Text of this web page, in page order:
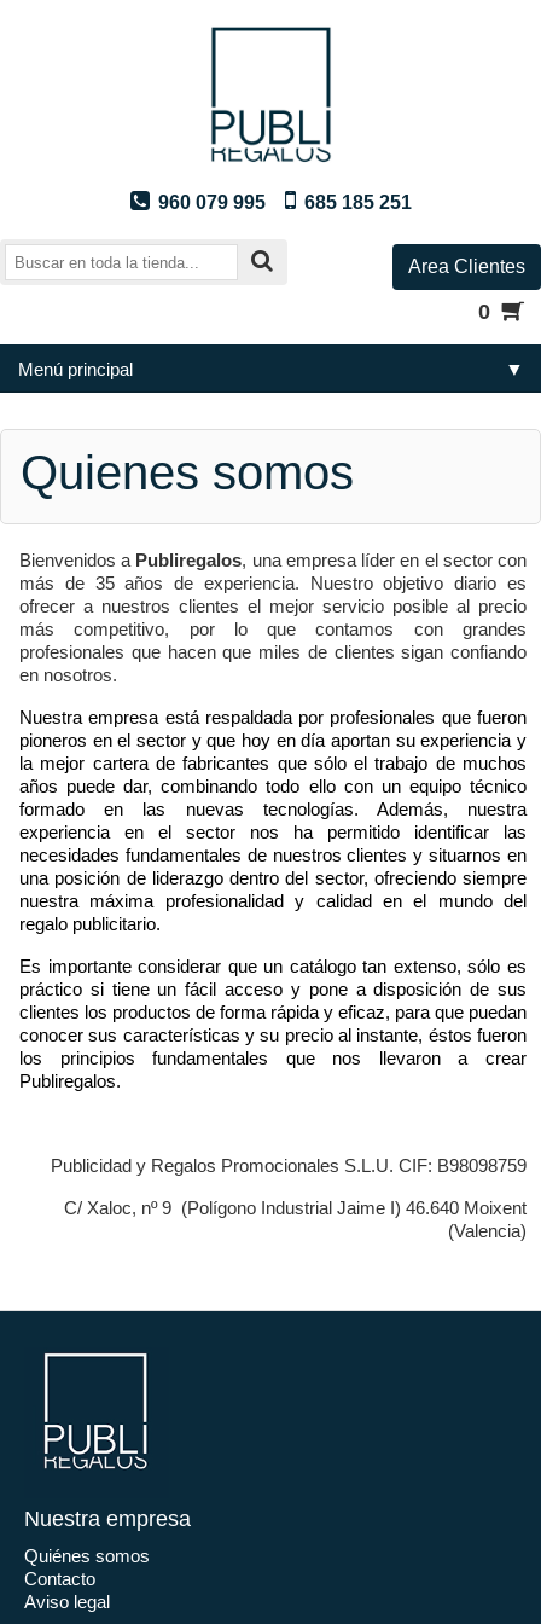
960 079 995 685 185 251
Area Clientes
0
Menú principal ▼
Quienes somos
Bienvenidos a Publiregalos, una empresa líder en el sector con
más de 35 años de experiencia. Nuestro objetivo diario es
ofrecer a nuestros clientes el mejor servicio posible al precio
más competitivo, por lo que contamos con grandes
profesionales que hacen que miles de clientes sigan confiando
en nosotros.
Nuestra empresa está respaldada por profesionales que fueron
pioneros en el sector y que hoy en día aportan su experiencia y
la mejor cartera de fabricantes que sólo el trabajo de muchos
años puede dar, combinando todo ello con un equipo técnico
formado en las nuevas tecnologías. Además, nuestra
experiencia en el sector nos ha permitido identificar las
necesidades fundamentales de nuestros clientes y situarnos en
una posición de liderazgo dentro del sector, ofreciendo siempre
nuestra máxima profesionalidad y calidad en el mundo del
regalo publicitario.
Es importante considerar que un catálogo tan extenso, sólo es
práctico si tiene un fácil acceso y pone a disposición de sus
clientes los productos de forma rápida y eficaz, para que puedan
conocer sus características y su precio al instante, éstos fueron
los principios fundamentales que nos llevaron a crear
Publiregalos.
Publicidad y Regalos Promocionales S.L.U. CIF: B98098759
C/ Xaloc, nº 9 (Polígono Industrial Jaime I) 46.640 Moixent
(Valencia)
Nuestra empresa
Quiénes somos
Contacto
Aviso legal